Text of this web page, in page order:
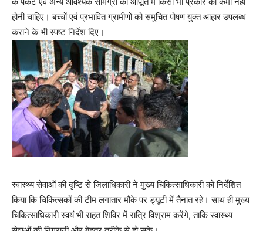
होनी चाहिए। बच्चों एवं प्रभावित ग्रामीणों को समुचित पोषण युक्त आहार उपलब्ध
कराने के भी स्पष्ट निर्देश दिए।
स्वास्थ्य सेवाओं की दृष्टि से जिलाधिकारी ने मुख्य चिकित्साधिकारी को निर्देशित
किया कि चिकित्सकों की टीम लगातार मौके पर ड्यूटी में तैनात रहे। साथ ही मुख्य
चिकित्साधिकारी स्वयं भी राहत शिविर में रात्रि विश्राम करेंगे, ताकि स्वास्थ्य